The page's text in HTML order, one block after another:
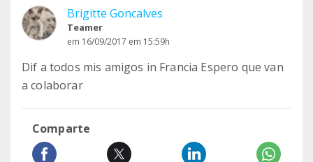
Brigitte Goncalves
Teamer
em 16/09/2017 em 15:59h
Dif a todos mis amigos in Francia Espero que van
a colaborar
Comparte